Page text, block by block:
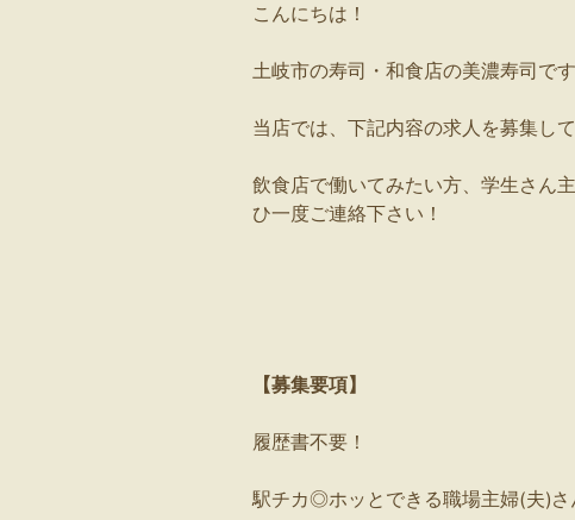
こんにちは！
土岐市の寿司・和食店の美濃寿司です
当店では、下記内容の求人を募集して
飲食店で働いてみたい方、学生さん
ひ一度ご連絡下さい！
【募集要項】
履歴書不要！
駅チカ◎ホッとできる職場主婦(夫)さ